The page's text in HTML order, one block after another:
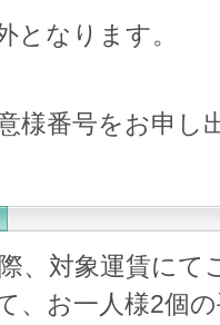
となります。
様番号をお申し
、対象運賃に
、お一人様2個